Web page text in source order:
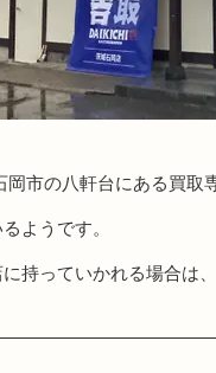
市の八軒台にある買取
ようです。
持っていかれる場合は